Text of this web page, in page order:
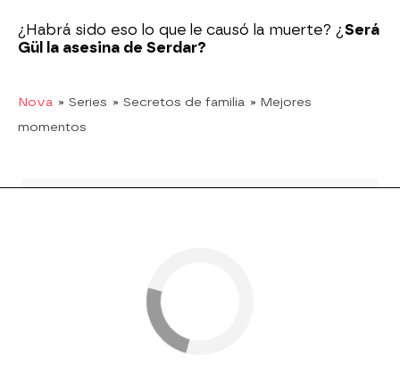
¿Habrá sido eso lo que le causó la muerte? ¿ Será
Gül la asesina de Serdar?
Nova » Series » Secretos de familia » Mejores
momentos